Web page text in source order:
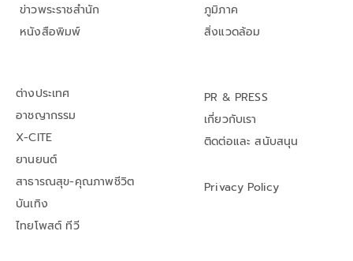
ข่าวพระราชสำนัก
หนังสือพิมพ์
ภูมิภาค
สิ่งแวดล้อม
ต่างประเทศ
อาชญากรรม
X-CITE
ยานยนต์
สาธารณสุข-คุณภาพชีวิต
บันเทิง
ไทยโพสต์ ทีวี
PR & PRESS
เกี่ยวกับเรา
ติดต่อและ สนับสนุน
Privacy Policy